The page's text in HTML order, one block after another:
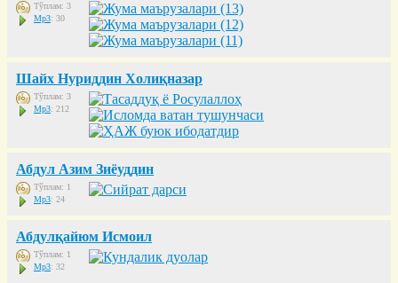
Тўплам: 3
Mp3: 30
Шайх Нуриддин Холиқназар
Тўплам: 3
Mp3: 212
Абдул Азим Зиёуддин
Тўплам: 1
Mp3: 24
Абдулқайюм Исмоил
Тўплам: 1
Mp3: 32